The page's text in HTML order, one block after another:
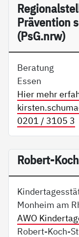
Präv­en­ti­on
(PsG.nrw)
Beratung
Essen
Hier mehr
0201 / 3105 3
Robert-
Monheim am
AWO
Robert-Koch-